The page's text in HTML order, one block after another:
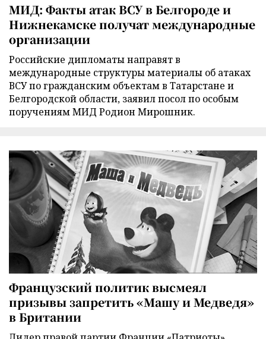
МИД: Факты атак ВСУ в Белгороде и
Нижнекамске получат международные
организации
Российские дипломаты направят в
международные структуры материалы об атаках
ВСУ по гражданским объектам в Татарстане и
Белгородской области, заявил посол по особым
поручениям МИД Родион Мирошник.
Французский политик высмеял
призывы запретить «Машу и Медведя»
в Британии